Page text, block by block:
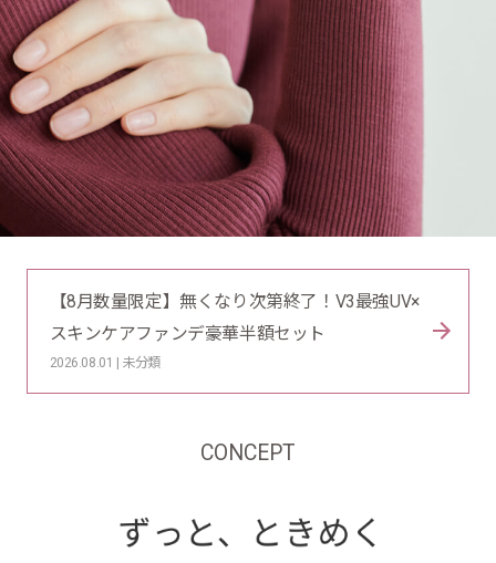
【8月数量限定】無くなり次第終了！V3最強UV×
スキンケアファンデ豪華半額セット
2026.08.01 | 未分類
CONCEPT